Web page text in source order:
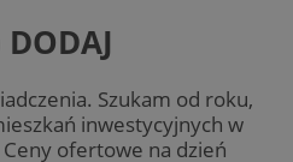
DODAJ
Szukam od roku,
inwestycyjnych w
ofertowe na dzień